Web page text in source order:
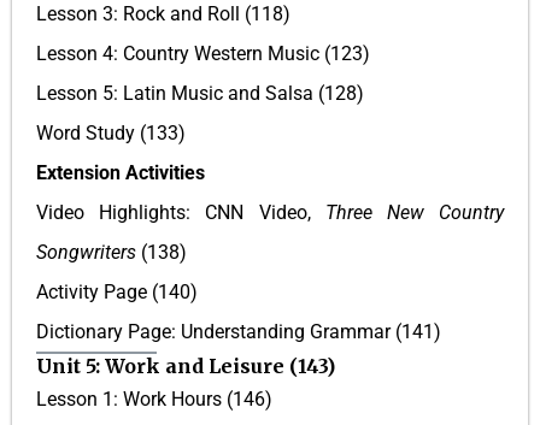
Lesson 3: Rock and Roll (118)
Lesson 4: Country Western Music (123)
Lesson 5: Latin Music and Salsa (128)
Word Study (133)
Extension Activities
Video Highlights: CNN Video, Three New Country
Songwriters (138)
Activity Page (140)
Dictionary Page: Understanding Grammar (141)
Unit 5: Work and Leisure (143)
Lesson 1: Work Hours (146)